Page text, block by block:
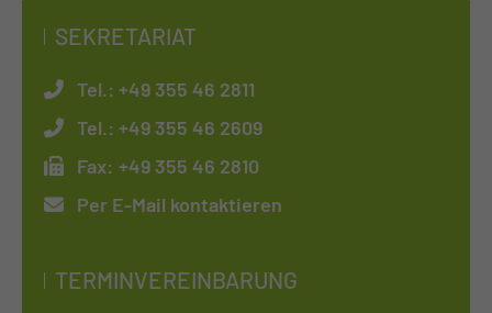
SEKRETARIAT
Tel.: +49 355 46 2811
Tel.: +49 355 46 2609
Fax: +49 355 46 2810
Per E-Mail kontaktieren
TERMINVEREINBARUNG